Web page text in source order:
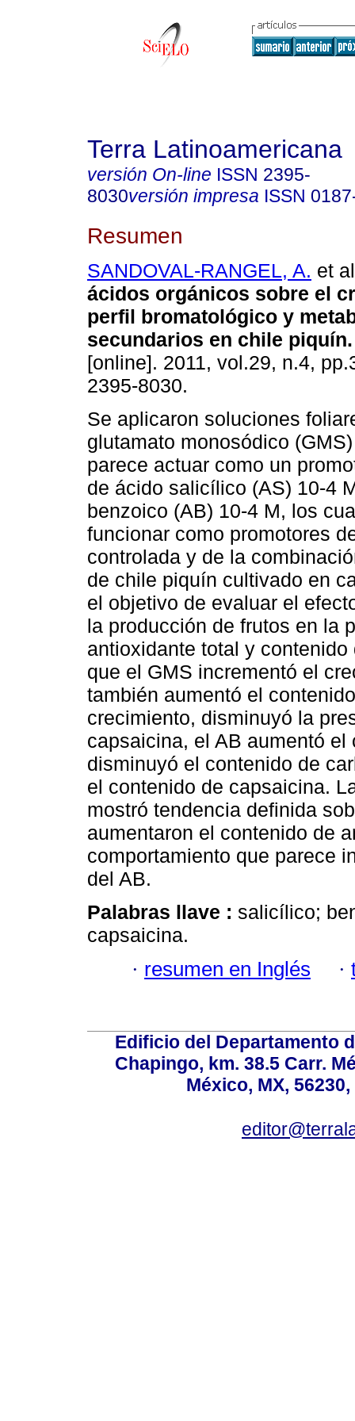
Terra Latinoamericana
versión On-line ISSN 2395-
8030versión impresa ISSN
Resumen
SANDOVAL-RANGEL, A. et
ácidos orgánicos sobre el
perfil bromatológico y
secundarios en chile piquín.
[online]. 2011, vol.29, n.4,
2395-8030.
Se aplicaron soluciones
glutamato monosódico
parece actuar como un
de ácido salicílico (AS) 10-4
benzoico (AB) 10-4 M, los
funcionar como promotores
controlada y de la
de chile piquín cultivado en
el objetivo de evaluar el
la producción de frutos en la
antioxidante total y
que el GMS incrementó el
también aumentó el
crecimiento, disminuyó la
capsaicina, el AB aumentó
disminuyó el contenido de
el contenido de capsaicina.
mostró tendencia definida
aumentaron el contenido de
comportamiento que parece
del AB.
Palabras llave : salicílico;
capsaicina.
· resumen en Inglés ·
Edificio del Departamento
Chapingo, km. 38.5 Carr.
México, MX,